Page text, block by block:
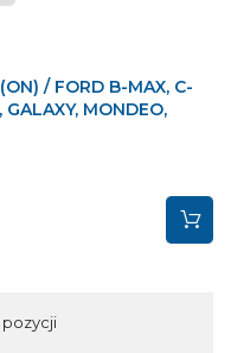
/ FORD B-MAX, C-
GALAXY, MONDEO,
pozycji